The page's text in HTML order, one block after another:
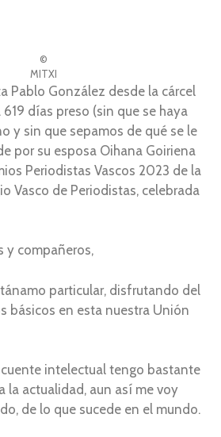
©
MITXI
Pablo González desde la cárcel
días preso (sin que se haya
y sin que sepamos de qué se le
por su esposa Oihana Goiriena
Periodistas Vascos 2023 de la
Vasco de Periodistas, celebrada
y compañeros,
particular, disfrutando del
básicos en esta nuestra Unión
intelectual tengo bastante
la actualidad, aun así me voy
de lo que sucede en el mundo.